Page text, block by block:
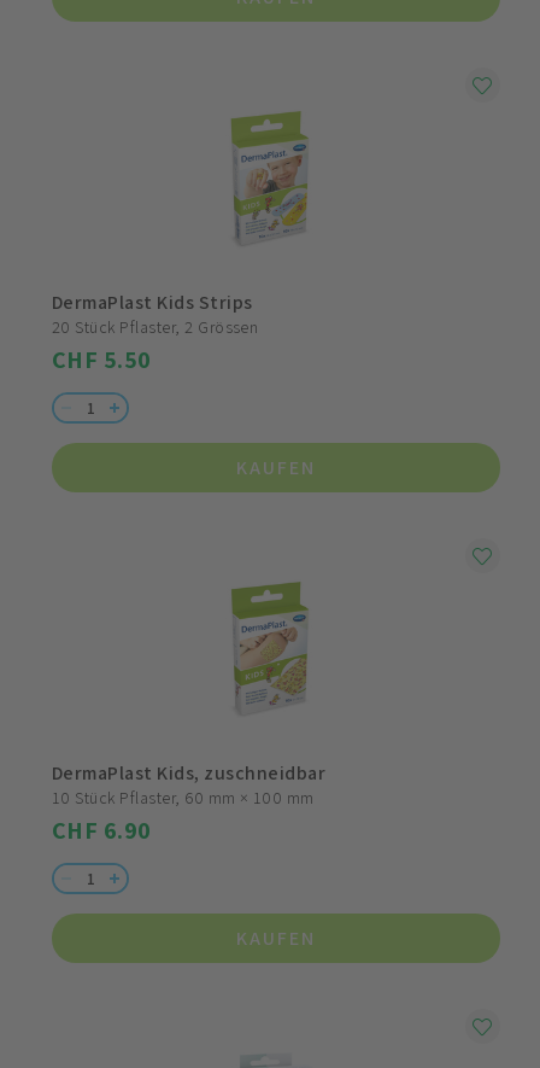
DermaPlast Kids Strips
20 Stück Pflaster, 2 Grössen
CHF 5.50
KAUFEN
DermaPlast Kids, zuschneidbar
10 Stück Pflaster, 60 mm × 100 mm
CHF 6.90
KAUFEN